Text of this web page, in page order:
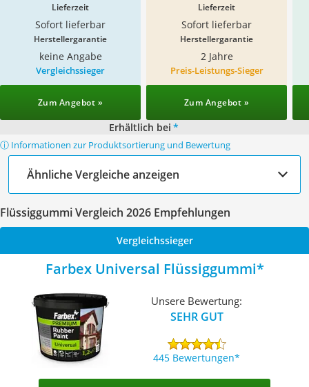
Lieferzeit
Sofort lieferbar
Lieferzeit
Sofort lieferbar
Herstellergarantie
keine Angabe
Herstellergarantie
2 Jahre
Vergleichssieger
Zum Angebot »
Preis-Leistungs-Sieger
Zum Angebot »
Erhältlich bei *
ⓘ Informationen zur Produktsortierung und Bewertung
Ähnliche Vergleiche anzeigen
Flüssiggummi Vergleich 2026 Empfehlungen
Vergleichssieger
Farbex Universal Flüssiggummi
Unsere Bewertung:
SEHR GUT
445 Bewertungen